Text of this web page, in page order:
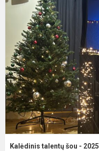
Kalėdinis talentų šou - 2025